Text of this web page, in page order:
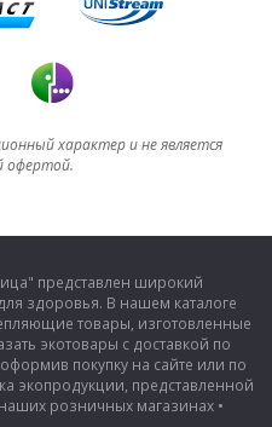
характер и не является
офертой.
представлен широкий
здоровья. В нашем каталоге
товары, изготовленные
экотовары с доставкой по
покупку на сайте или по
экопродукции, представленной
розничных магазинах •